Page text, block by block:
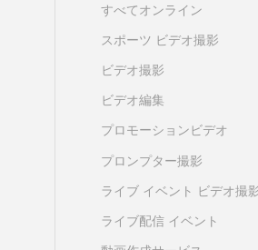
すべてオンライン
スポーツ ビデオ撮影
ビデオ撮影
ビデオ編集
プロモーションビデオ
プロンプター撮影
ライブ イベント ビデオ撮
ライブ配信 イベント